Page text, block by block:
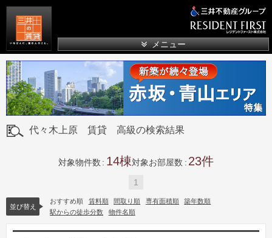
メニュー
代々木上原 賃貸 高級の検索結果
対象物件数 14 対象お部屋数 23
1
並び替え
おすすめ順 賃料順 間取り順 専有面積順
築年数順
駅からの徒歩分数
物件名順